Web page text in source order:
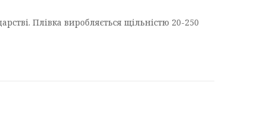
Плівка виробляється щільністю 20-250